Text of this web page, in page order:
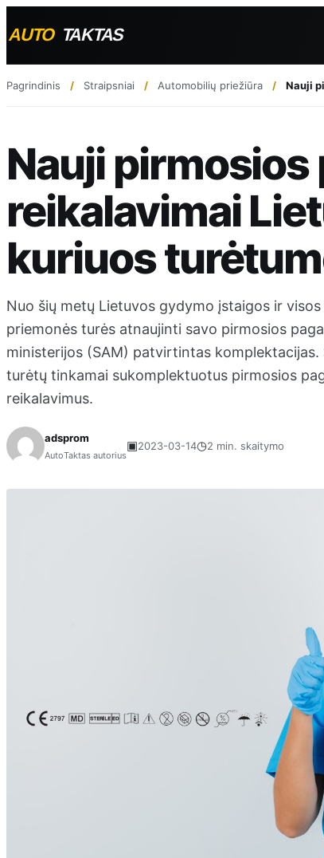
Pagrindinis Straipsniai Automobilių priežiūra Nauji
Nauji
reikalavimai
kuriuos
Nuo šių metų Lietuvos gydymo įstaigos ir
priemonės turės atnaujinti savo pirmosios
ministerijos (SAM) patvirtintas
turėtų tinkamai sukomplektuotus pirmosios
reikalavimus.
adsprom
AutoTaktas autorius
▣2023-03-14◷2 min. skaitymo